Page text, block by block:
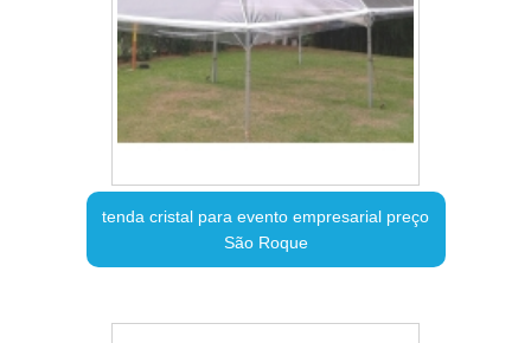
tenda cristal para evento empresarial preço
São Roque